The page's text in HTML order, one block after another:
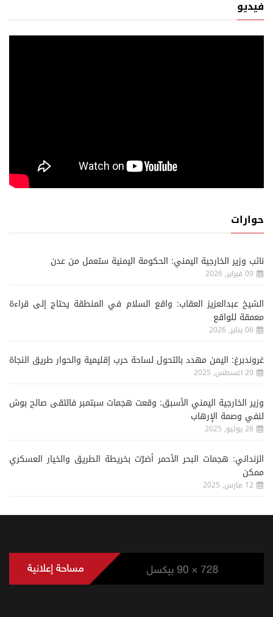
فيديو
حوارات
نائب وزير الخارجية اليمني: الحكومة اليمنية ستعمل من عدن
09 فبراير, 2026
الشيخ عبدالعزيز العقاب: واقع السلام في المنطقة يحتاج إلى قراءة
معمقة للواقع
06 يناير, 2026
غروندبرغ: اليمن مهدد بالتحول لساحة حرب إقليمية والحوار طريق النجاة
20 اغسطس, 2025
وزير الخارجية اليمني الأسبق: وقعت هجمات سبتمبر فالتقى صالح بوش
لنفي وصمة الإرهاب
26 يوليو, 2025
الزنداني: هجمات البحر الأحمر أضرّت بخريطة الطريق والخيار العسكري
ممكن
12 مارس, 2025